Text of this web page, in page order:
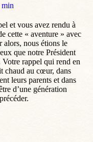
et vous avez rendu à
cette « aventure » avec
alors, nous étions le
que notre Président
rappel qui rend en
chaud au cœur, dans
leurs parents et dans
d’une génération